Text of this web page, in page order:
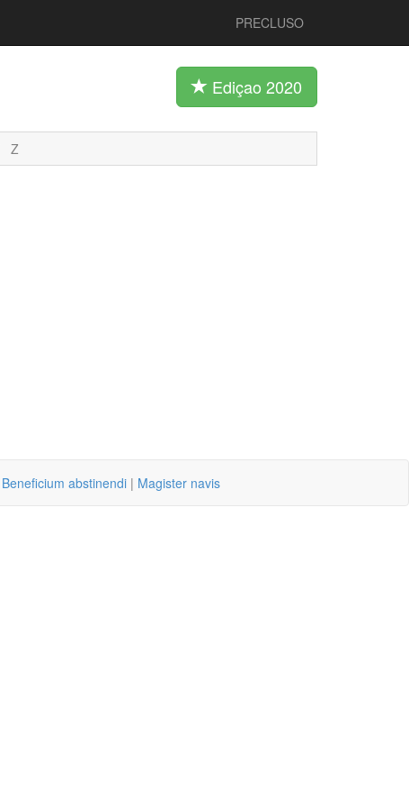
PRECLUSO
Ediçao 2020
Z
Beneficium abstinendi | Magister navis